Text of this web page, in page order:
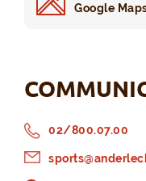
Google
02/800.07.00